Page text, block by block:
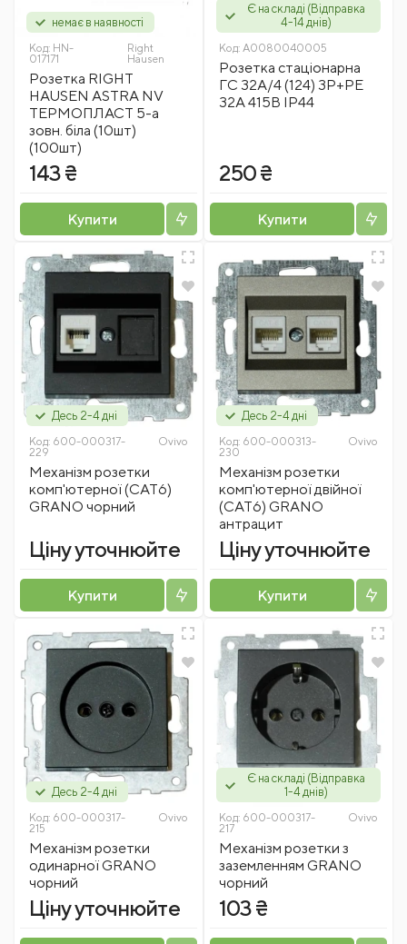
немає в наявності
Код: HN-
017171
Right
Hausen
Розетка RIGHT
HAUSEN ASTRA NV
ТЕРМОПЛАСТ 5-а
зовн. біла (10шт)
(100шт)
143 ₴
Купити
Є на складі (Відправка
4-14 днів)
Код: A0080040005
Розетка стаціонарна
ГC 32А/4 (124) 3P+PE
32А 415В IP44
250 ₴
Купити
Десь 2-4 дні
Код: 600-000317-
229
Ovivo
Механізм розетки
комп'ютерної (CAT6)
GRANO чорний
Ціну уточнюйте
Купити
Десь 2-4 дні
Код: 600-000313-
230
Ovivo
Механізм розетки
комп'ютерної двійної
(CAT6) GRANO
антрацит
Ціну уточнюйте
Купити
Десь 2-4 дні
Код: 600-000317-
215
Ovivo
Механізм розетки
одинарної GRANO
чорний
Ціну уточнюйте
Є на складі (Відправка
1-4 днів)
Код: 600-000317-
217
Ovivo
Механізм розетки з
заземленням GRANO
чорний
103 ₴